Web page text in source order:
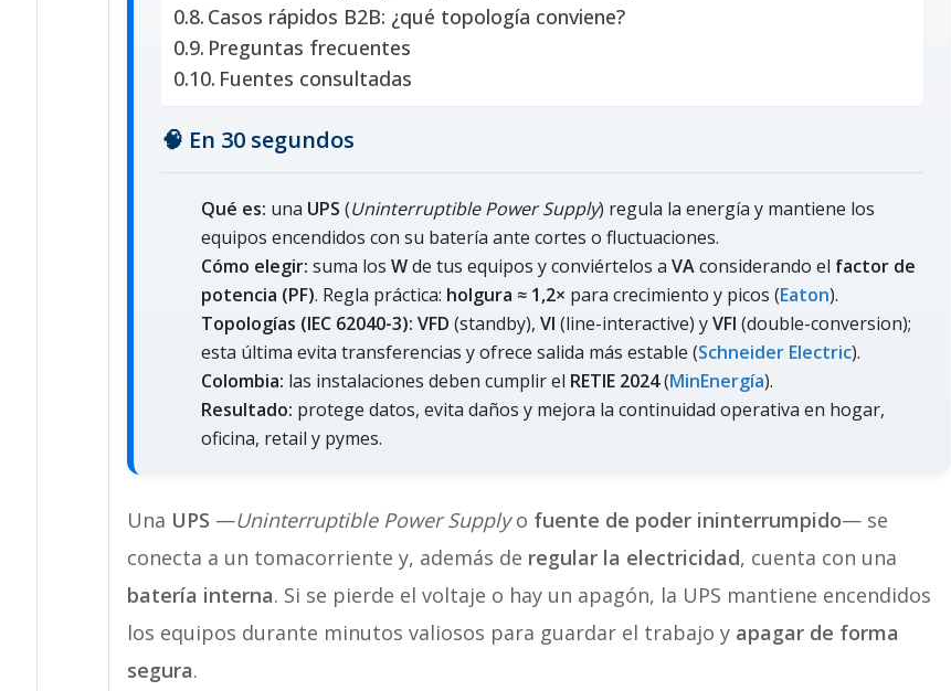
Casos rápidos B2B: ¿qué topología conviene?
Preguntas frecuentes
Fuentes consultadas
🧠 En 30 segundos
Qué es: una UPS (Uninterruptible Power Supply) regula la energía y mantiene los
equipos encendidos con su batería ante cortes o fluctuaciones.
Cómo elegir: suma los Wde tus equipos y conviértelos a VAconsiderando el factor de
potencia (PF). Regla práctica: holgura ≈ 1,2× para crecimiento y picos (Eaton).
Topologías (IEC 62040-3): VFD (standby), VI (line-interactive) yVFI (double-conversion);
esta última evita transferencias y ofrece salida más estable (Schneider Electric).
Colombia: las instalaciones deben cumplir el RETIE 2024(MinEnergía).
Resultado: protege datos, evita daños y mejora la continuidad operativa en hogar,
oficina, retail y pymes.
Una UPS —Uninterruptible Power Supplyo fuente de poder ininterrumpido— se
conecta a un tomacorriente y, además de regular la electricidad, cuenta con una
batería interna. Si se pierde el voltaje o hay un apagón, la UPS mantiene encendidos
los equipos durante minutos valiosos para guardar el trabajo y apagar de forma
segura.